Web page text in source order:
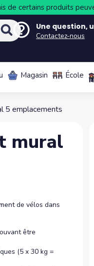
certains produits
Une question,
Contactez-nous
Magasin École
5 emplacements
mural
de vélos dans
être
(5 x 30 kg =